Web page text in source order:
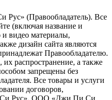
(Правообладатель). Все
(включая название и
и видео материалы,
дизайн сайта являются
Правообладателю.
распространение, а также
запрещены без
Все товары и услуги
договоров,
Рус». ООО «Джи Пи Си